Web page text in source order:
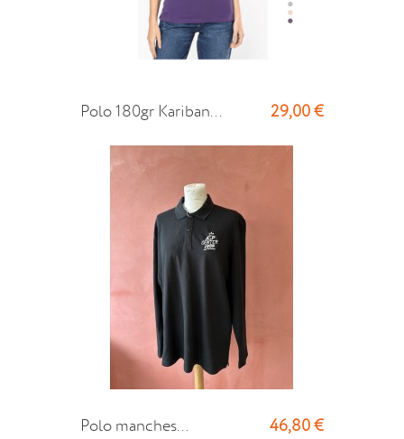
Polo 180gr Kariban... 29,00 €
Polo manches... 46,80 €